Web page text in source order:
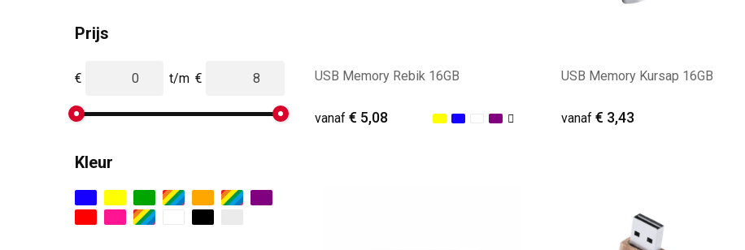
Prijs
€ t/m €
Kleur
USB Memory Rebik 16GB
vanaf € 5,08
USB Memory Kursap 16GB
vanaf€ 3,43